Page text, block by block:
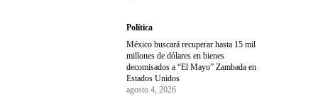
Política
México buscará recuperar hasta 15 mil
millones de dólares en bienes
decomisados a “El Mayo” Zambada en
Estados Unidos
agosto 4, 2026